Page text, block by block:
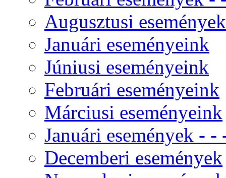
Augusztusi események
Januári eseményeink
Júniusi eseményeink
Februári eseményeink
Márciusi eseményeink
Januári események -
Decemberi események